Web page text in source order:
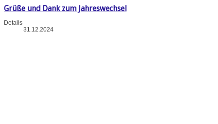
Grüße und Dank zum Jahreswechsel
Details
31.12.2024